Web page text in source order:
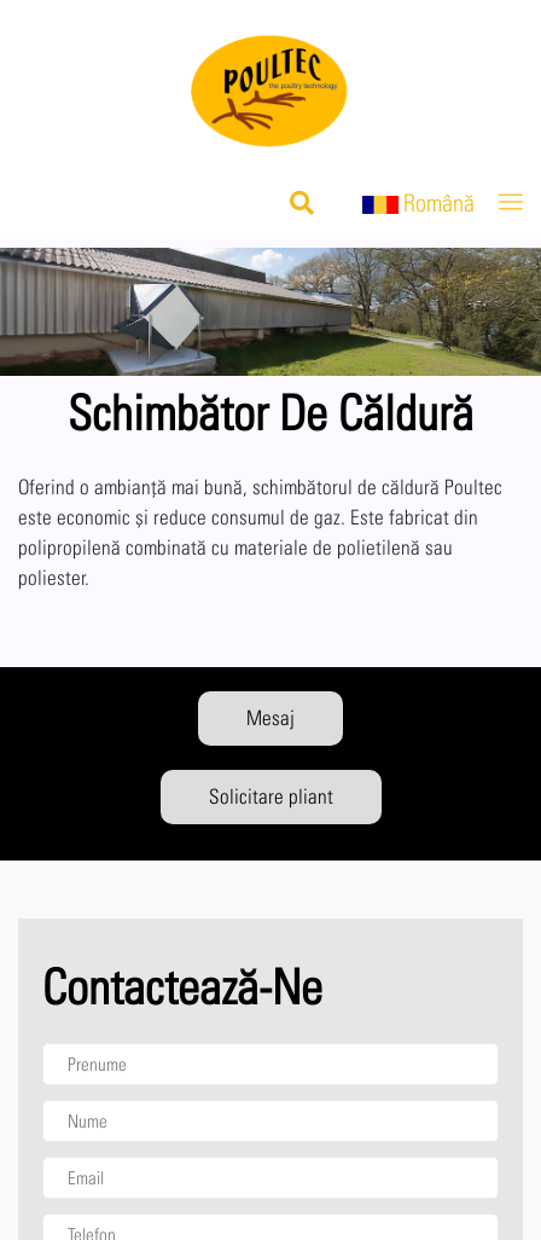
Română
Schimbător De Căldură
Oferind o ambianță mai bună, schimbătorul de căldură Poultec
este economic și reduce consumul de gaz. Este fabricat din
polipropilenă combinată cu materiale de polietilenă sau
poliester.
Mesaj
Solicitare pliant
Contactează-Ne